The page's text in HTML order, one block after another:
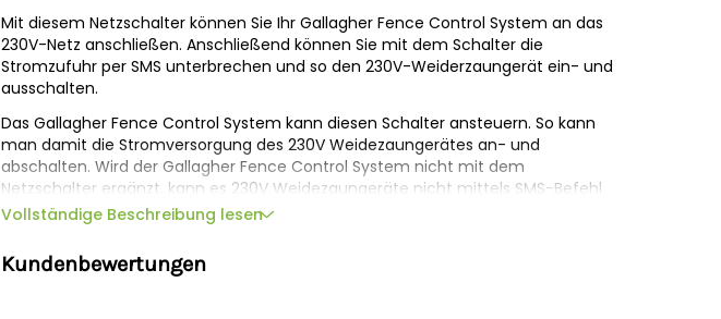
Mit diesem Netzschalter können Sie Ihr Gallagher Fence Control System an das
230V-Netz anschließen. Anschließend können Sie mit dem Schalter die
Stromzufuhr per SMS unterbrechen und so den 230V-Weiderzaungerät ein- und
ausschalten.
Das Gallagher Fence Control System kann diesen Schalter ansteuern. So kann
man damit die Stromversorgung des 230V Weidezaungerätes an- und
abschalten. Wird der Gallagher Fence Control System nicht mit dem
Netzschalter ergänzt, kann es 230V Weidezaungeräte nicht mittels SMS-Befehl
schalten.
Gallagher Fence Control System benötigt, diese lassen sich direkt ohne weiteres
Vollständige Beschreibung lesen
Kundenbewertungen